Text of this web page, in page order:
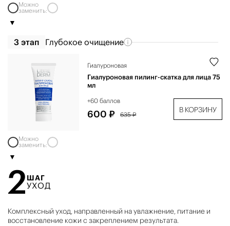
Можно
заменить:
3 этап Глубокое очищение
Гиалуроновая
Гиалуроновая пилинг-скатка для лица 75
мл
+60 баллов
600 ₽ 635 ₽
В КОРЗИНУ
Можно
заменить:
2 ШАГ
УХОД
Комплексный уход, направленный на увлажнение, питание и
восстановление кожи с закреплением результата.